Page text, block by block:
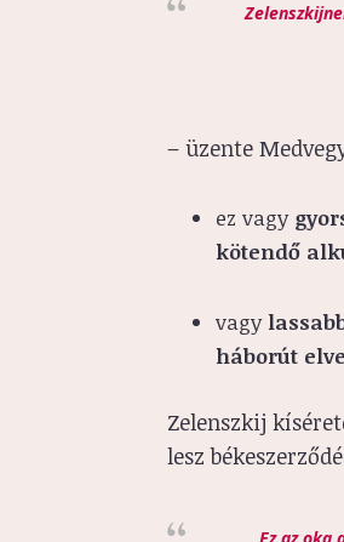
– üzente
ez vagy
kötendő
vagy
háborút
Zelenszkij
lesz